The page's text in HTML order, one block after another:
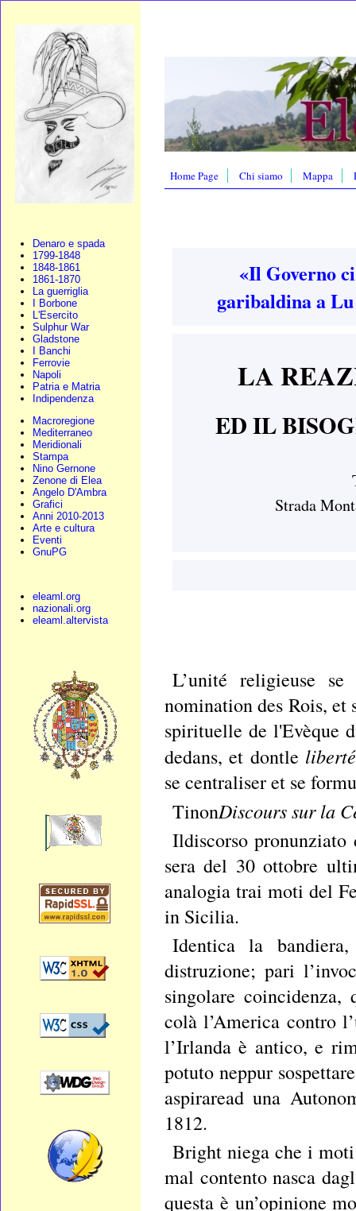
Denaro e spada
1799-1848
1848-1861
1861-1870
La guerriglia
I Borbone
L'Esercito
Sulphur War
Gladstone
I Banchi
Ferrovie
Napoli
Patria e Matria
Indipendenza
Macroregione
Mediterraneo
Meridionali
Stampa
Nino Gernone
Zenone di Elea
Angelo D'Ambra
Grafici
Anni 2010-2013
Arte e cultura
Eventi
GnuPG
eleaml.org
nazionali.org
eleaml.altervista
Home Page Chi siamo Mappa
«Il Governo
garibaldina a
LA
ED IL
Strada
L’unité religieuse
nomination des Rois, et
spirituelle de l'Evèque
dedans, et dontle
se centraliser et se
TinonDiscours sur la
Ildiscorso
sera del 30 ottobre
analogia trai moti del
in Sicilia.
Identica la
distruzione; pari
singolare coincidenza,
colà l’America contro
l’Irlanda è antico, e
potuto neppur
aspiraread una
1812.
Bright niega che i
mal contento nasca
questa è un’opinione